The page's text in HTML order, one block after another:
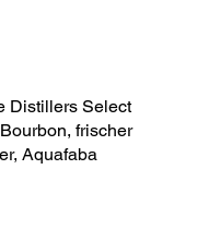
Distillers Select
frischer
Aquafaba